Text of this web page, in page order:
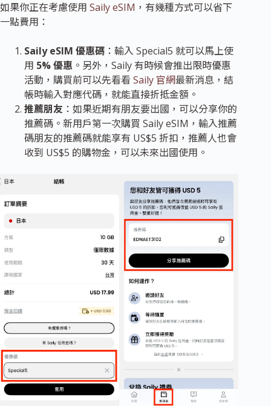
如果你正在考慮使用 Saily eSIM ，有幾種方式可以省下
一點費用：
Saily eSIM 優惠碼 ：輸入 Special5 就可以馬上使
用 5% 優惠 。另外，Saily 有時候會推出限時優惠
活動，購買前可以先看看 Saily 官網最新消息，結
帳時輸入對應代碼，就能直接折抵金額。
推薦朋友 ：如果近期有朋友要出國，可以分享你的
推薦碼 。新用戶第一次購買 Saily eSIM，輸入推薦
碼朋友的推薦碼就能享有 US$5 折扣，推薦人也會
收到 US$5 的購物金，可以未來出國使用。